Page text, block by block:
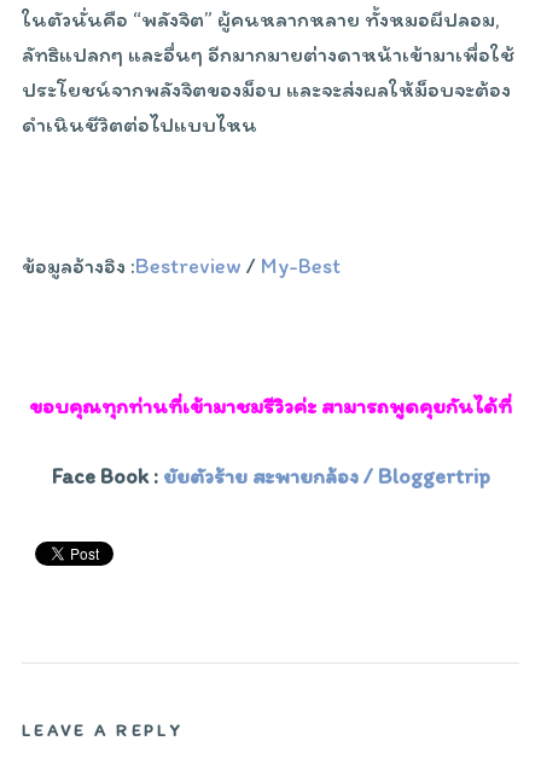
ในตัวนั่นคือ “พลังจิต” ผู้คนหลากหลาย ทั้งหมอผีปลอม,
ลัทธิแปลกๆ และอื่นๆ อีกมากมายต่างดาหน้าเข้ามาเพื่อใช้
ประโยชน์จากพลังจิตของม็อบ และจะส่งผลให้ม็อบจะต้อง
ดำเนินชีวิตต่อไปแบบไหน
ข้อมูลอ้างอิง :Bestreview / My-Best
ขอบคุณทุกท่านที่เข้ามาชมรีวิวค่ะ สามารถพูดคุยกันได้ที่
Face Book : ยัยตัวร้าย สะพายกล้อง / Bloggertrip
LEAVE A REPLY